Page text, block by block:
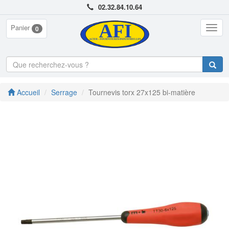
02.32.84.10.64
Panier 0
Accueil Serrage Tournevis torx 27x125 bi-matière